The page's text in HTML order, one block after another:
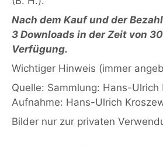
Nach dem Kauf und der
3 Downloads in der Zeit von
Verfügung.
Wichtiger Hinweis (immer
Quelle: Sammlung: Hans-Ulrich
Aufnahme: Hans-Ulrich
Bilder nur zur privaten